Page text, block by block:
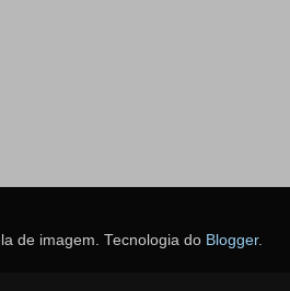
de imagem. Tecnologia do Blogger.